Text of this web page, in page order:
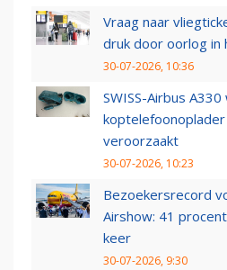
Vraag naar
druk door oorlog in
30-07-2026, 10:36
SWISS-Airbus
koptelefoonoplader
veroorzaakt
30-07-2026, 10:23
Bezoekersrecord
Airshow: 41
keer
30-07-2026, 9:30